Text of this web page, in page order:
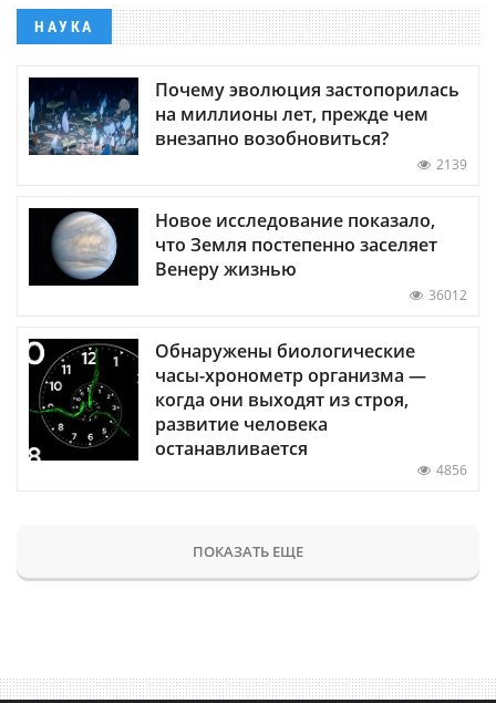
НАУКА
Почему эволюция застопорилась
на миллионы лет, прежде чем
внезапно возобновиться?
2139
Новое исследование показало,
что Земля постепенно заселяет
Венеру жизнью
36012
Обнаружены биологические
часы-хронометр организма —
когда они выходят из строя,
развитие человека
останавливается
4856
ПОКАЗАТЬ ЕЩЕ